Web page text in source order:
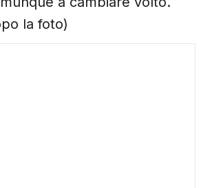
a cambiare volto.
la foto)